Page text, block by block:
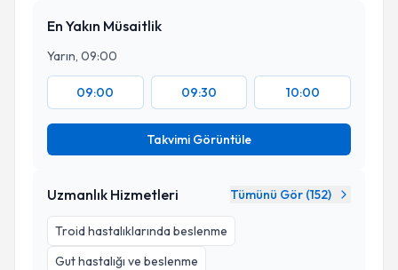
En Yakın Müsaitlik
Yarın, 09:00
09:00 09:30 10:00
Takvimi Görüntüle
Uzmanlık Hizmetleri Tümünü Gör (152)
Troid hastalıklarında beslenme
Gut hastalığı ve beslenme